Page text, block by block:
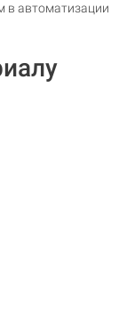
в автоматизации